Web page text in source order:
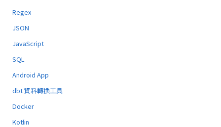
Regex
JSON
JavaScript
SQL
Android App
dbt 資料轉換工具
Docker
Kotlin